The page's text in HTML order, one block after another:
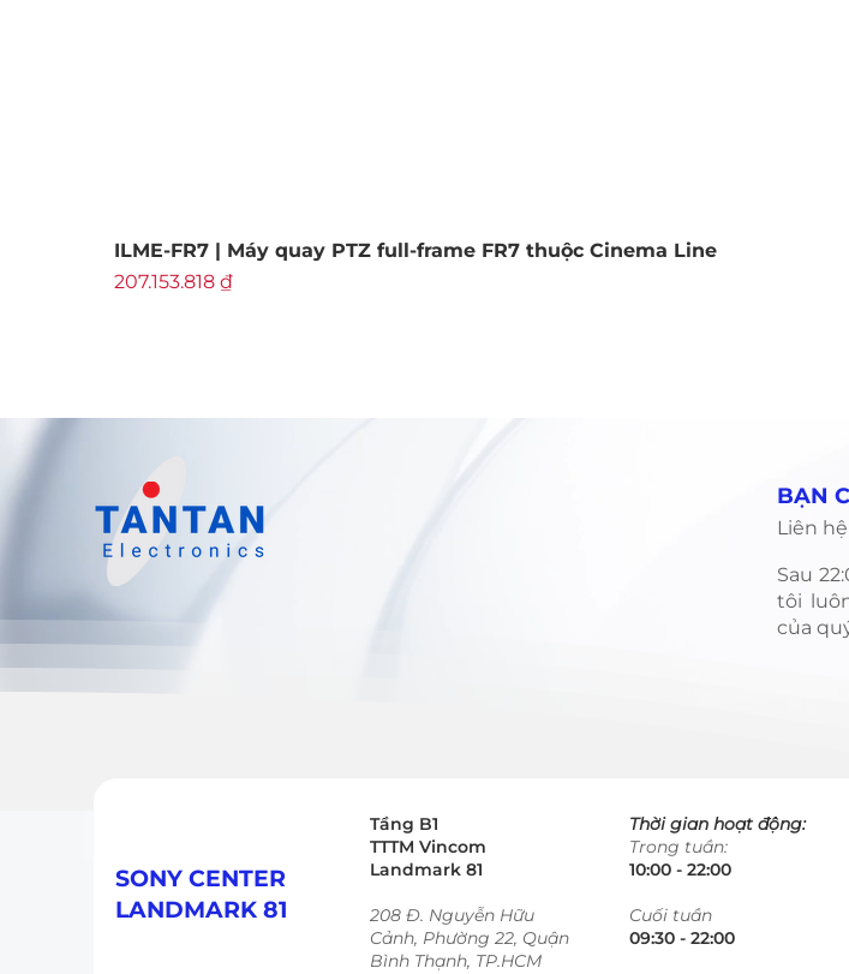
ILME-FR7 | Máy quay PTZ full-frame FR7 thuộc Cinema Line
Giá
207.153.818 ₫
​BẠN
Liên
​Sau
tôi
của
SONY CENTER
LANDMARK 81
Tầng B1
TTTM Vincom
Landmark 81
208 Đ. Nguyễn Hữu
Cảnh, Phường 22, Quận
Bình Thạnh, TP.HCM
Thời gian hoạt động:
Trong tuần:
10:00 - 22:00​​​
​Cuối tuần
09:30 - 22:00​​​